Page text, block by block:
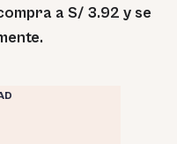
a S/ 3.92 y se